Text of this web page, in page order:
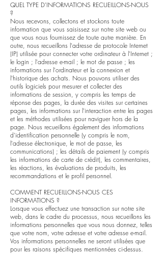
QUEL TYPE D'INFORMATIONS RECUEILLONS-NOUS
?
Nous recevons, collectons et stockons toute
information que vous saisissez sur notre site web ou
que vous nous fournissez de toute autre manière. En
outre, nous recueillons l'adresse de protocole Internet
(IP) utilisée pour connecter votre ordinateur à l'Internet ;
le login ; l'adresse e-mail ; le mot de passe ; les
informations sur l'ordinateur et la connexion et
l'historique des achats. Nous pouvons utiliser des
outils logiciels pour mesurer et collecter des
informations de session, y compris les temps de
réponse des pages, la durée des visites sur certaines
pages, les informations sur l'interaction entre les pages
et les méthodes utilisées pour naviguer hors de la
page. Nous recueillons également des informations
d'identification personnelle (y compris le nom,
l'adresse électronique, le mot de passe, les
communications) ; les détails de paiement (y compris
les informations de carte de crédit), les commentaires,
les réactions, les évaluations de produits, les
recommandations et le profil personnel.
COMMENT RECUEILLONS-NOUS CES
INFORMATIONS ?
Lorsque vous effectuez une transaction sur notre site
web, dans le cadre du processus, nous recueillons les
informations personnelles que vous nous donnez, telles
que votre nom, votre adresse et votre adresse e-mail.
Vos informations personnelles ne seront utilisées que
pour les raisons spécifiques mentionnées ci-dessus.